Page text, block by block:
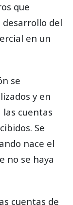
que
del
en un
se
y en
las cuentas
Se
nace el
no se haya
cuentas de